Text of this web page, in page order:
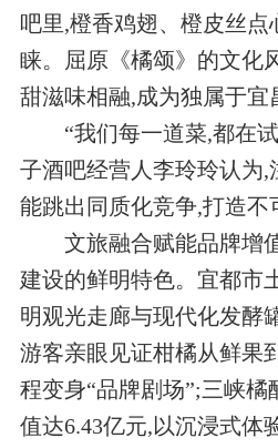
吧里,橙香鸡翅、橙皮丝
睐。屈原《橘颂》的文化
甜滋味相融,成为独属于宜
“我们每一道菜,都在试
子酒吧经营人李玲玲认为,
能跳出同质化竞争,打造不
文旅融合赋能品牌增
建设的鲜明特色。宜都市
明观光走廊与现代化发酵
游客亲眼见证柑橘从鲜果
程变身“品牌剧场”;三峡橘
值达6.43亿元,以沉浸式体